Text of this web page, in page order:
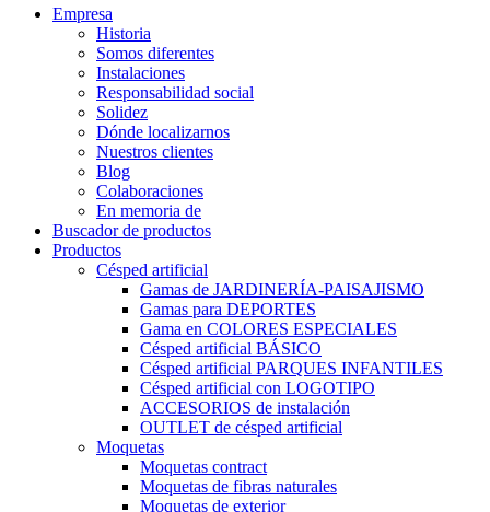
116
96
57
Empresa
Historia
Somos diferentes
Instalaciones
Responsabilidad social
Solidez
Dónde localizarnos
Nuestros clientes
Blog
Colaboraciones
En memoria de
Buscador de productos
Productos
Césped artificial
Gamas de JARDINERÍA-PAISAJISMO
Gamas para DEPORTES
Gama en COLORES ESPECIALES
Césped artificial BÁSICO
Césped artificial PARQUES INFANTILES
Césped artificial con LOGOTIPO
ACCESORIOS de instalación
OUTLET de césped artificial
Moquetas
Moquetas contract
Moquetas de fibras naturales
Moquetas de exterior